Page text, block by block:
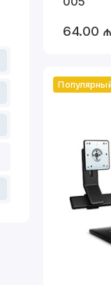
64.00 ₼